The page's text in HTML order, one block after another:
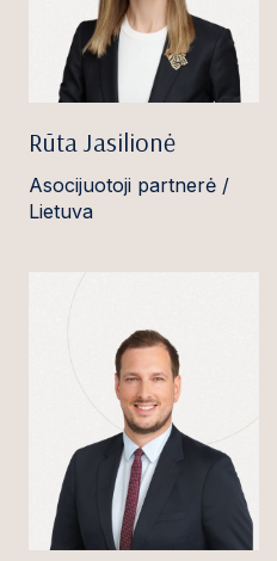
Rūta Jasilionė
Asocijuotoji partnerė /
Lietuva